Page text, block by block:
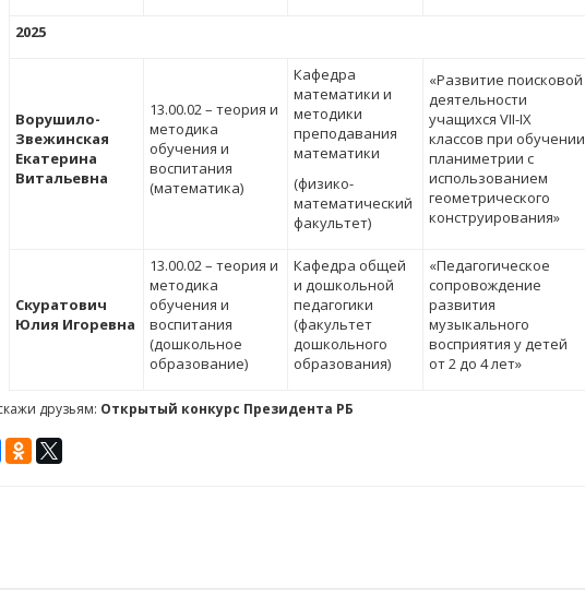
2025
Ворушило-
Звежинская
Екатерина
Витальевна
13.00.02 – теория и
методика
обучения и
воспитания
(математика)
Кафедра
математики и
методики
преподавания
математики
(физико-
математический
факультет)
«Развитие поисковой
деятельности
учащихся VII-IX
классов при обучении
планиметрии с
использованием
геометрического
конструирования»
Скуратович
Юлия Игоревна
13.00.02 – теория и
методика
обучения и
воспитания
(дошкольное
образование)
Кафедра общей
и дошкольной
педагогики
(факультет
дошкольного
образования)
«Педагогическое
сопровождение
развития
музыкального
восприятия у детей
от 2 до 4 лет»
друзьям: Открытый конкурс Президента РБ